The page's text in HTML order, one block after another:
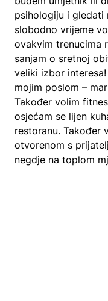
​​psihologiju i gledati
slobodno vrijeme
ovakvim trenucima
sanjam o sretnoj
veliki izbor
mojim poslom –
Također volim
osjećam se lijen
restoranu. Također
otvorenom s
negdje na toplom